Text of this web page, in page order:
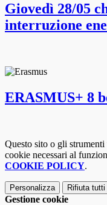
Giovedì 28/05
interruzione
ERASMUS+ 8
Questo sito o gli
cookie necessari al
COOKIE POLICY.
Personalizza Rifiuta tutti
Gestione cookie